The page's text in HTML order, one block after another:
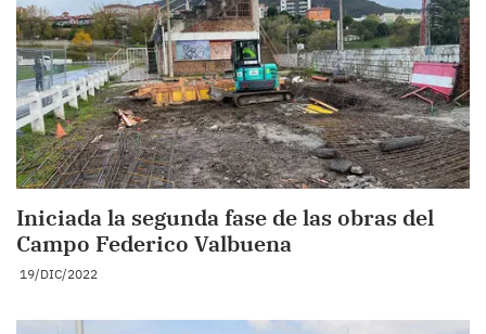
Iniciada la segunda fase de las obras del
Campo Federico Valbuena
19/DIC/2022